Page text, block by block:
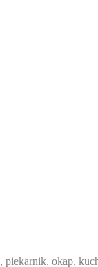
piekarnik, okap,